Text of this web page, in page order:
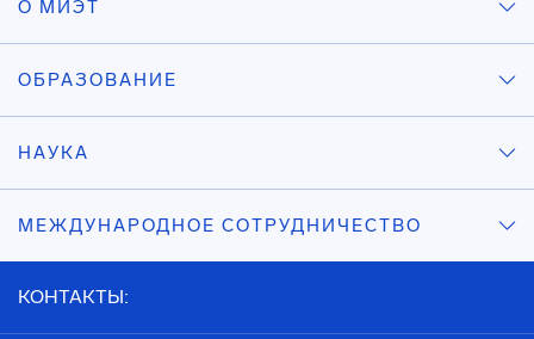
О МИЭТ
ОБРАЗОВАНИЕ
НАУКА
МЕЖДУНАРОДНОЕ СОТРУДНИЧЕСТВО
КОНТАКТЫ: